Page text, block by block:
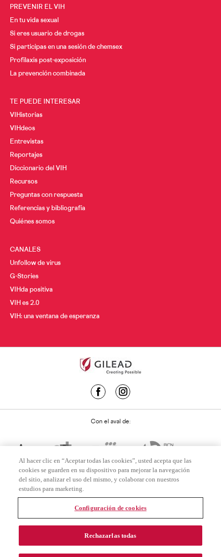
PREVENIR EL VIH
En tu vida sexual
Si eres usuario de drogas
Si participas en una sesión de chemsex
Profilaxis post-exposición
La prevención combinada
TE PUEDE INTERESAR
VIHistorias
VIHdeos
Entrevistas
Reportajes
Diccionario del VIH
Recursos
Preguntas con respuesta
Referencias y bibliografía
Quiénes somos
CANALES
Unfollow de virus
G-Stories
VIHda positiva
VIH es 2.0
VIH: una ventana de esperanza
Con el aval de:
USO LEGAL
Al hacer clic en “Aceptar todas las cookies”, usted acepta que las
cookies se guarden en su dispositivo para mejorar la navegación
del sitio, analizar el uso del mismo, y colaborar con nuestros
estudios para marketing.
Configuración de cookies
Rechazarlas todas